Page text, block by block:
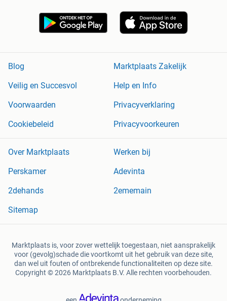
Blog
Marktplaats Zakelijk
Veilig en Succesvol
Help en Info
Voorwaarden
Privacyverklaring
Cookiebeleid
Privacyvoorkeuren
Over Marktplaats
Werken bij
Perskamer
Adevinta
2dehands
2ememain
Sitemap
Marktplaats is, voor zover wettelijk toegestaan, niet aansprakelijk
voor (gevolg)schade die voortkomt uit het gebruik van deze site,
dan wel uit fouten of ontbrekende functionaliteiten op deze site.
Copyright © 2026 Marktplaats B.V. Alle rechten voorbehouden.